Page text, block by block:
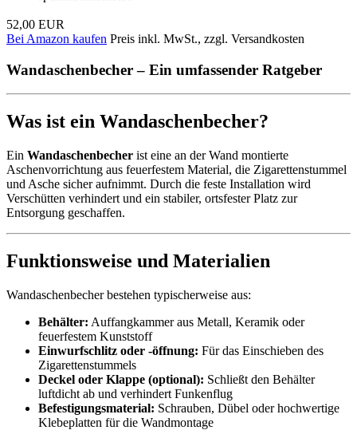
52,00 EUR
Bei Amazon kaufen Preis inkl. MwSt., zzgl. Versandkosten
Wandaschenbecher – Ein umfassender Ratgeber
Was ist ein Wandaschenbecher?
Ein Wandaschenbecher ist eine an der Wand montierte
Aschenvorrichtung aus feuerfestem Material, die Zigarettenstummel
und Asche sicher aufnimmt. Durch die feste Installation wird
Verschütten verhindert und ein stabiler, ortsfester Platz zur
Entsorgung geschaffen.
Funktionsweise und Materialien
Wandaschenbecher bestehen typischerweise aus:
Behälter: Auffangkammer aus Metall, Keramik oder
feuerfestem Kunststoff
Einwurfschlitz oder -öffnung: Für das Einschieben des
Zigarettenstummels
Deckel oder Klappe (optional): Schließt den Behälter
luftdicht ab und verhindert Funkenflug
Befestigungsmaterial: Schrauben, Dübel oder hochwertige
Klebeplatten für die Wandmontage